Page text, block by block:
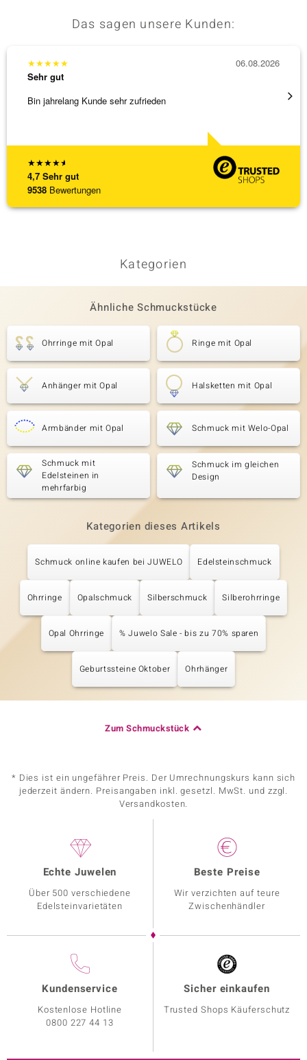
Das sagen unsere Kunden:
★★★★★
4,7 Sehr gut
9538 Bewertungen
★★★★★
Sehr gut
Bin jahrelang Kunde sehr zufrieden
06.08.2026
Kategorien
Ähnliche Schmuckstücke
Ohrringe mit Opal Ringe mit Opal
Anhänger mit Opal Halsketten mit Opal
Armbänder mit Opal Schmuck mit Welo-Opal
Schmuck mit
Edelsteinen in
mehrfarbig
Schmuck im gleichen
Design
Kategorien dieses Artikels
Schmuck online kaufen bei JUWELO Edelsteinschmuck
Ohrringe Opalschmuck Silberschmuck Silberohrringe
Opal Ohrringe % Juwelo Sale - bis zu 70% sparen
Geburtssteine Oktober Ohrhänger
Zum Schmuckstück
* Dies ist ein ungefährer Preis. Der Umrechnungskurs kann sich
jederzeit ändern. Preisangaben inkl. gesetzl. MwSt. und zzgl.
Versandkosten.
Echte Juwelen
Über 500 verschiedene
Edelsteinvarietäten
Beste Preise
Wir verzichten auf teure
Zwischenhändler
Kundenservice
Kostenlose Hotline
0800 227 44 13
Sicher einkaufen
Trusted Shops Käuferschutz